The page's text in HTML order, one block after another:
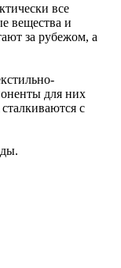
все
вещества и
за рубежом, а
для них
с